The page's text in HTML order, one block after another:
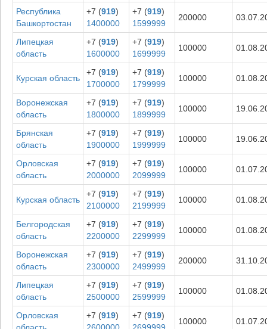
Республика
Башкортостан
+7 (919)
1400000
+7 (919)
1599999
200000
Липецкая
область
+7 (919)
1600000
+7 (919)
1699999
100000
Курская область
+7 (919)
1700000
+7 (919)
1799999
100000
Воронежская
область
+7 (919)
1800000
+7 (919)
1899999
100000
Брянская
область
+7 (919)
1900000
+7 (919)
1999999
100000
Орловская
область
+7 (919)
2000000
+7 (919)
2099999
100000
Курская область
+7 (919)
2100000
+7 (919)
2199999
100000
Белгородская
область
+7 (919)
2200000
+7 (919)
2299999
100000
Воронежская
область
+7 (919)
2300000
+7 (919)
2499999
200000
Липецкая
область
+7 (919)
2500000
+7 (919)
2599999
100000
Орловская
область
+7 (919)
2600000
+7 (919)
2699999
100000